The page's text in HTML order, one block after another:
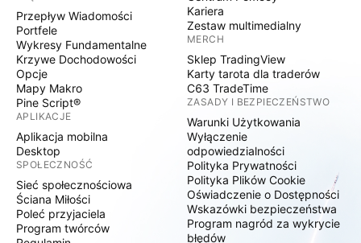
Przepływ Wiadomości
Portfele
Wykresy Fundamentalne
Krzywe Dochodowości
Opcje
Mapy Makro
Pine Script®
APLIKACJE
Aplikacja mobilna
Desktop
SPOŁECZNOŚĆ
Sieć społecznościowa
Ściana Miłości
Poleć przyjaciela
Program twórców
Kariera
Zestaw multimedialny
MERCH
Sklep TradingView
Karty tarota dla traderów
C63 TradeTime
ZASADY I BEZPIECZEŃSTWO
Warunki Użytkowania
Wyłączenie
odpowiedzialności
Polityka Prywatności
Polityka Plików Cookie
Oświadczenie o Dostępności
Wskazówki bezpieczeństwa
Program nagród za wykrycie
błędów